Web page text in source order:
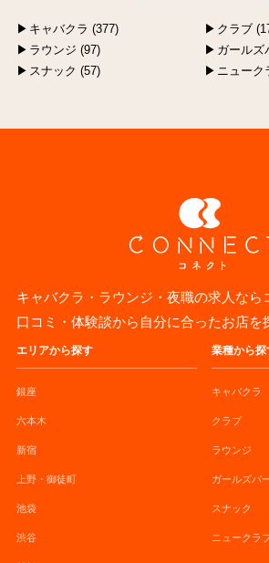
キャバクラ (377)
クラブ
ラウンジ (97)
ガールズ
スナック (57)
ニューク
キャバクラ・ラウンジ・夜職の求人なら
口コミ・体験談から自分に合ったお店を
エリアから探す
銀座
六本木
新宿
上野・御徒町
池袋
渋谷
業種から探
キャバクラ
クラブ
ラウンジ
ガールズバ
スナック
ニュークラ